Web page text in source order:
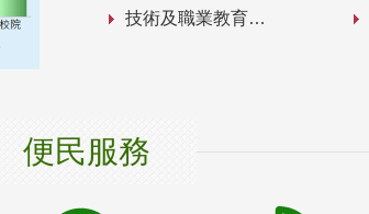
技術及職業教育
便民服務